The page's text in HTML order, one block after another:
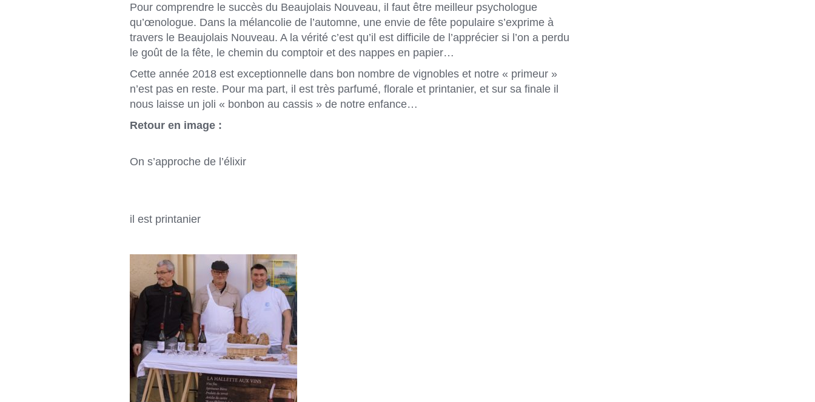
Pour comprendre le succès du Beaujolais Nouveau, il faut être meilleur psychologue
qu’œnologue. Dans la mélancolie de l’automne, une envie de fête populaire s’exprime à
travers le Beaujolais Nouveau. A la vérité c’est qu’il est difficile de l’apprécier si l’on a perdu
le goût de la fête, le chemin du comptoir et des nappes en papier…
Cette année 2018 est exceptionnelle dans bon nombre de vignobles et notre « primeur »
n’est pas en reste. Pour ma part, il est très parfumé, florale et printanier, et sur sa finale il
nous laisse un joli « bonbon au cassis » de notre enfance…
Retour en image :
On s’approche de l’élixir
il est printanier